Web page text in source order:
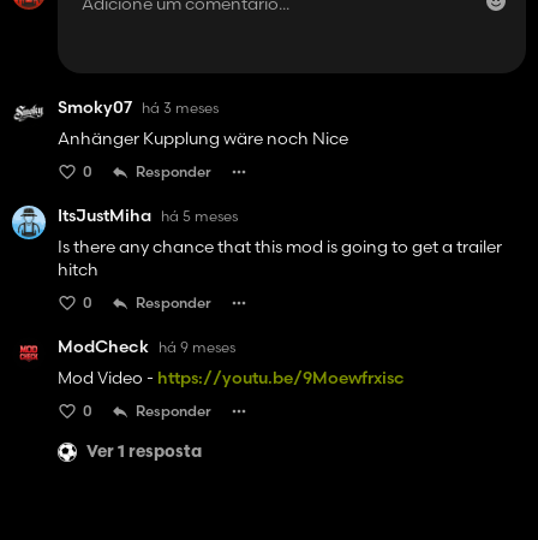
Smoky07 há 3 meses
Anhänger Kupplung wäre noch Nice
0 Responder
ItsJustMiha há 5 meses
Is there any chance that this mod is going to get a trailer
hitch
0 Responder
ModCheck há 9 meses
Mod Video - https://youtu.be/9Moewfrxisc
0 Responder
Ver 1 resposta